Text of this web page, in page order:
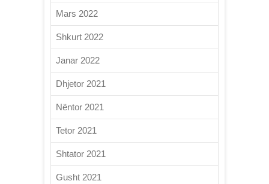
Mars 2022
Shkurt 2022
Janar 2022
Dhjetor 2021
Nëntor 2021
Tetor 2021
Shtator 2021
Gusht 2021